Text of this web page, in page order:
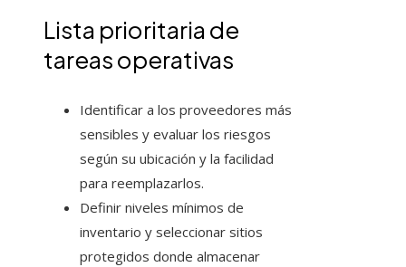
Lista prioritaria de
tareas operativas
Identificar a los proveedores más
sensibles y evaluar los riesgos
según su ubicación y la facilidad
para reemplazarlos.
Definir niveles mínimos de
inventario y seleccionar sitios
protegidos donde almacenar